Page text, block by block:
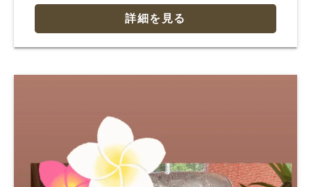
詳細を見る